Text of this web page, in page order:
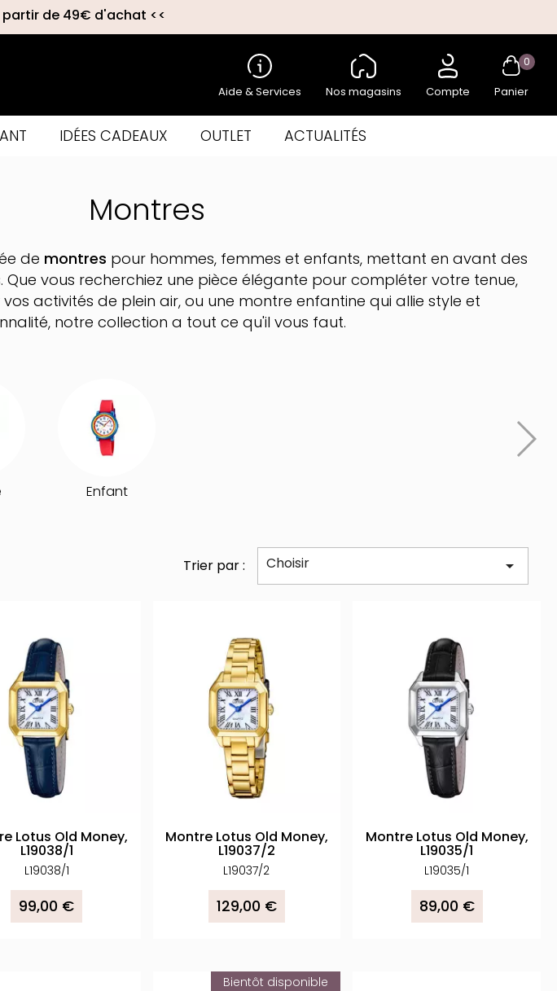
partir de 49€ d'achat <<
Aide & Services Nos magasins Compte
0
Panier
IDÉES CADEAUX OUTLET ACTUALITÉS
Montres
de montres pour hommes, femmes et enfants, mettant en avant des
vous recherchiez une pièce élégante pour compléter votre tenue,
activités de plein air, ou une montre enfantine qui allie style et
notre collection a tout ce qu'il vous faut.
Enfant
Trier par : Choisir 
Lotus Old Money,
L19038/1
L19038/1
99,00 €
Montre Lotus Old Money,
L19037/2
L19037/2
129,00 €
Montre Lotus Old Money,
L19035/1
L19035/1
89,00 €
Bientôt disponible